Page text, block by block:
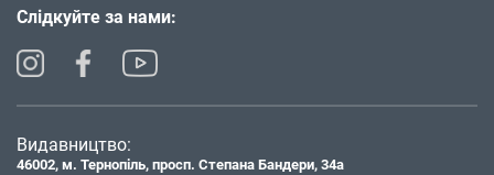
Слідкуйте за нами:
Видавництво:
46002, м. Тернопіль, просп. Степана Бандери, 34а